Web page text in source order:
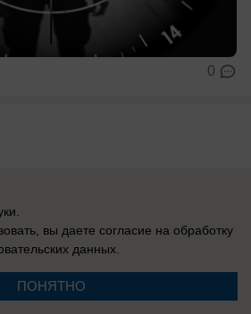
0
вы даете согласие на обработку
данных.
ПОНЯТНО